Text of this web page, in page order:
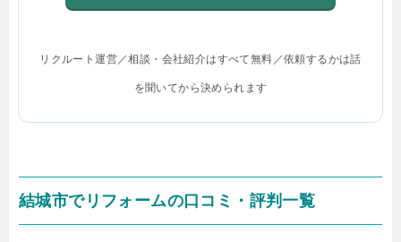
リクルート運営／相談・会社紹介はすべて無料／依頼するかは話
を聞いてから決められます
結城市でリフォームの口コミ・評判一覧